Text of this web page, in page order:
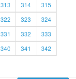
313 314
315
322 323
324
331 332
333
340 341
342